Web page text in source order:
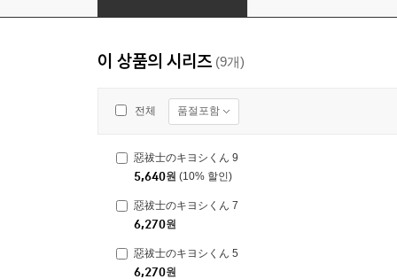
이 상품의 시리즈 (9개)
전체 품절포함
惡祓士のキヨシくん 9
5,640원 (10% 할인)
惡祓士のキヨシくん 7
6,270원
惡祓士のキヨシくん 5
6,270원